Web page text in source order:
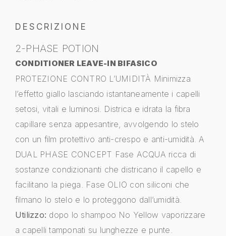
DESCRIZIONE
2-PHASE POTION
CONDITIONER LEAVE-IN BIFASICO
PROTEZIONE CONTRO L’UMIDITÀ Minimizza
l’effetto giallo lasciando istantaneamente i capelli
setosi, vitali e luminosi. Districa e idrata la fibra
capillare senza appesantire, avvolgendo lo stelo
con un film protettivo anti-crespo e anti-umidità. A
DUAL PHASE CONCEPT Fase ACQUA ricca di
sostanze condizionanti che districano il capello e
facilitano la piega. Fase OLIO con siliconi che
filmano lo stelo e lo proteggono dall’umidità.
Utilizzo: dopo lo shampoo No Yellow vaporizzare
a capelli tamponati su lunghezze e punte.